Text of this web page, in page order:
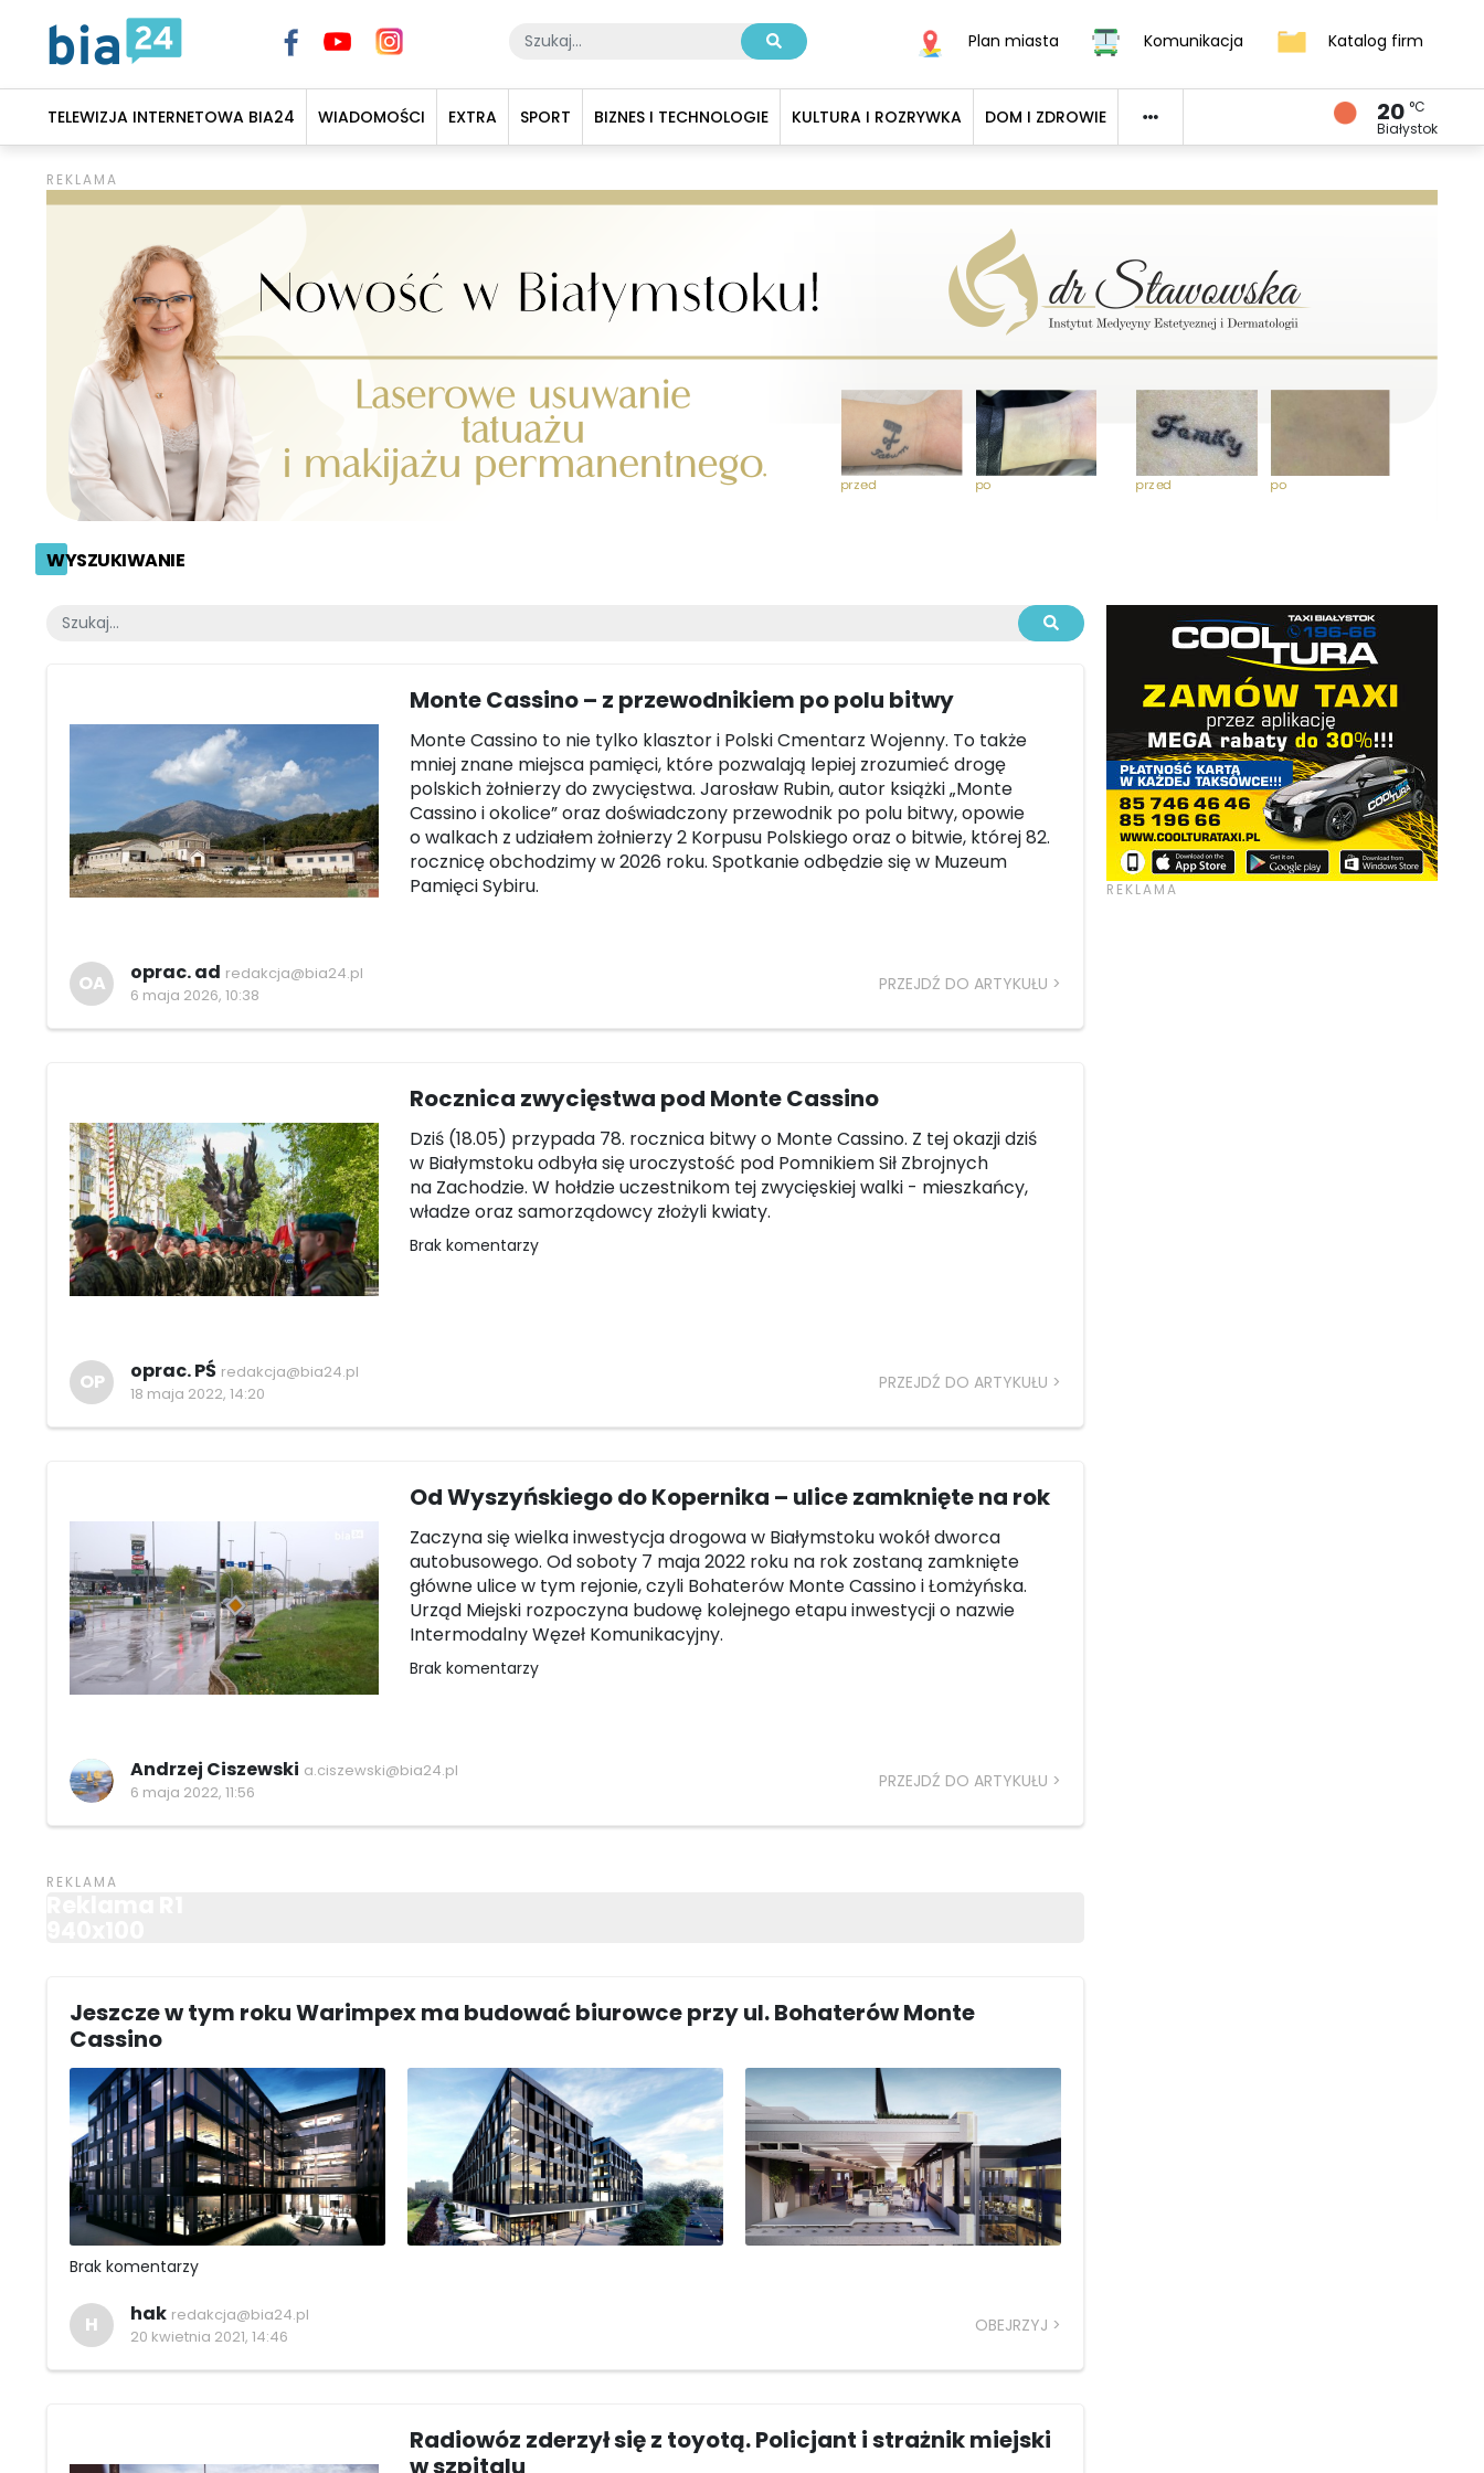
Plan miasta Komunikacja Katalog firm
TELEWIZJA INTERNETOWA BIA24 WIADOMOŚCI EXTRA SPORT BIZNES I TECHNOLOGIE KULTURA I ROZRYWKA DOM I ZDROWIE 20 °C
Białystok
WYSZUKIWANIE
Monte Cassino – z przewodnikiem po polu bitwy
Monte Cassino to nie tylko klasztor i Polski Cmentarz Wojenny. To także
mniej znane miejsca pamięci, które pozwalają lepiej zrozumieć drogę
polskich żołnierzy do zwycięstwa. Jarosław Rubin, autor książki „Monte
Cassino i okolice” oraz doświadczony przewodnik po polu bitwy, opowie
o walkach z udziałem żołnierzy 2 Korpusu Polskiego oraz o bitwie, której 82.
rocznicę obchodzimy w 2026 roku. Spotkanie odbędzie się w Muzeum
Pamięci Sybiru.
OA oprac. ad redakcja@bia24.pl
6 maja 2026, 10:38
PRZEJDŹ DO ARTYKUŁU
Rocznica zwycięstwa pod Monte Cassino
Dziś (18.05) przypada 78. rocznica bitwy o Monte Cassino. Z tej okazji dziś
w Białymstoku odbyła się uroczystość pod Pomnikiem Sił Zbrojnych
na Zachodzie. W hołdzie uczestnikom tej zwycięskiej walki - mieszkańcy,
władze oraz samorządowcy złożyli kwiaty.
Brak komentarzy
OP oprac. PŚ redakcja@bia24.pl
18 maja 2022, 14:20
PRZEJDŹ DO ARTYKUŁU
Od Wyszyńskiego do Kopernika – ulice zamknięte na rok
Zaczyna się wielka inwestycja drogowa w Białymstoku wokół dworca
autobusowego. Od soboty 7 maja 2022 roku na rok zostaną zamknięte
główne ulice w tym rejonie, czyli Bohaterów Monte Cassino i Łomżyńska.
Urząd Miejski rozpoczyna budowę kolejnego etapu inwestycji o nazwie
Intermodalny Węzeł Komunikacyjny.
Brak komentarzy
Andrzej Ciszewski a.ciszewski@bia24.pl
6 maja 2022, 11:56
PRZEJDŹ DO ARTYKUŁU
Jeszcze w tym roku Warimpex ma budować biurowce przy ul. Bohaterów Monte
Cassino
Brak komentarzy
H hak redakcja@bia24.pl
20 kwietnia 2021, 14:46
OBEJRZYJ
Radiowóz zderzył się z toyotą. Policjant i strażnik miejski
w szpitalu